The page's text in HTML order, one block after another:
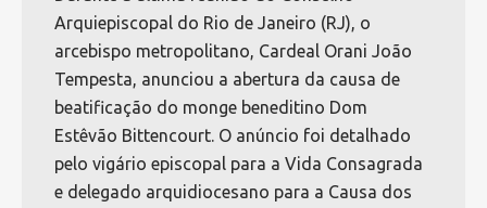
Arquiepiscopal do Rio de Janeiro (RJ), o
arcebispo metropolitano, Cardeal Orani João
Tempesta, anunciou a abertura da causa de
beatificação do monge beneditino Dom
Estêvão Bittencourt. O anúncio foi detalhado
pelo vigário episcopal para a Vida Consagrada
e delegado arquidiocesano para a Causa dos